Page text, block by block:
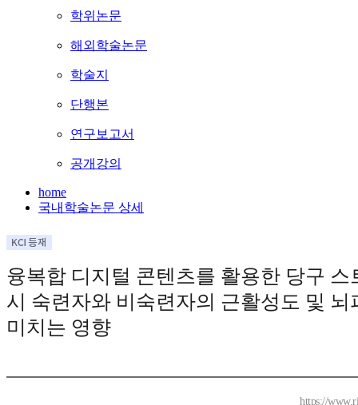
학위논문
해외학술논문
학술지
단행본
연구보고서
공개강의
home
국내학술논문 상세
융복합 디지털 콘텐츠를 활용한 당구 스
시 숙련자와 비숙련자의 근활성도 및 뇌
미치는 영향
https://